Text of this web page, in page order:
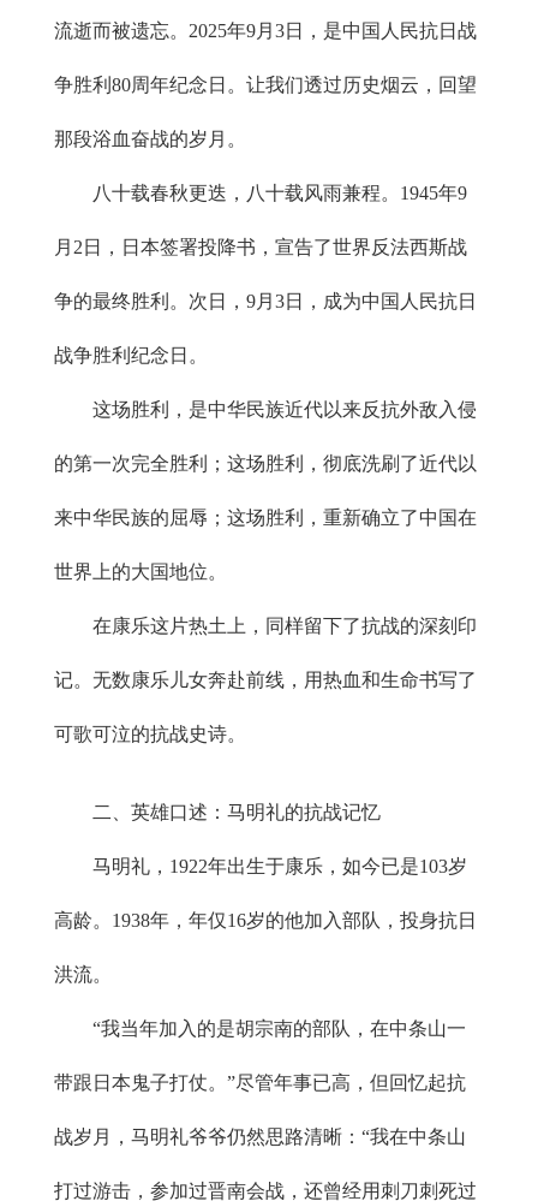
流逝而被遗忘。2025年9月3日，是中国人民抗日战
争胜利80周年纪念日。让我们透过历史烟云，回望
那段浴血奋战的岁月。
八十载春秋更迭，八十载风雨兼程。1945年9
月2日，日本签署投降书，宣告了世界反法西斯战
争的最终胜利。次日，9月3日，成为中国人民抗日
战争胜利纪念日。
这场胜利，是中华民族近代以来反抗外敌入侵
的第一次完全胜利；这场胜利，彻底洗刷了近代以
来中华民族的屈辱；这场胜利，重新确立了中国在
世界上的大国地位。
在康乐这片热土上，同样留下了抗战的深刻印
记。无数康乐儿女奔赴前线，用热血和生命书写了
可歌可泣的抗战史诗。
二、英雄口述：马明礼的抗战记忆
马明礼，1922年出生于康乐，如今已是103岁
高龄。1938年，年仅16岁的他加入部队，投身抗日
洪流。
“我当年加入的是胡宗南的部队，在中条山一
带跟日本鬼子打仗。”尽管年事已高，但回忆起抗
战岁月，马明礼爷爷仍然思路清晰：“我在中条山
打过游击，参加过晋南会战，还曾经用刺刀刺死过